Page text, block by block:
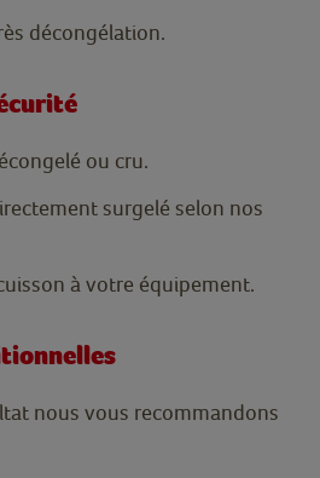
décongélation.
ou cru.
surgelé selon nos
à votre équipement.
nous vous recommandons